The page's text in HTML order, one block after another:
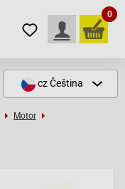
0
czČeština
Motor